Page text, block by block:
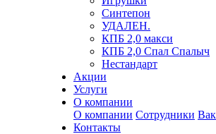
Синтепон
УДАЛЕН.
КПБ 2,0 макси
КПБ 2,0 Спал Спалыч
Нестандарт
Акции
Услуги
О компании
О компании Сотрудники
Контакты